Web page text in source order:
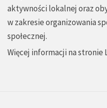
aktywności lokalnej oraz
w zakresie organizowania
społecznej.
Więcej informacji na stronie